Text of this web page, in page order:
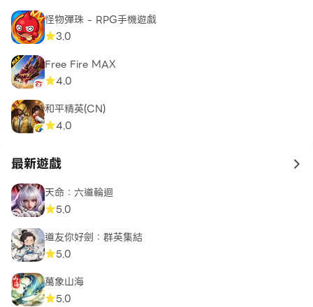
怪物彈珠 - RPG手機遊戲
3.0
Free Fire MAX
4.0
和平精英(CN)
4.0
最新遊戲 to
天命：六道輪迴
5.0
道友你好劍：群英集結
5.0
萬象山海
5.0